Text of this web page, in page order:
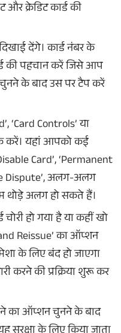
क्रेडिट कार्ड की
देंगे। कार्ड नंबर के
की पहचान करें जिसे आप
चुनने के बाद उस पर टैप करें
‘Card Controls’ या
करें। यहां आपको कई
Card’, ‘Permanent
Dispute’, अलग-अलग
थोड़े अलग हो सकते हैं।
हो गया है या कहीं खो
Reissue’ का ऑप्शन
के लिए बंद हो जाएगा
करने की प्रक्रिया शुरू कर
का ऑप्शन चुनने के बाद